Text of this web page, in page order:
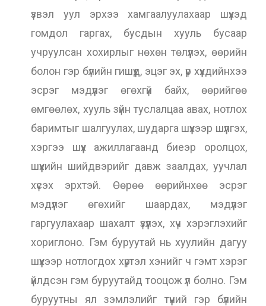
үзвэл уул эрхээ хамгаалуулахаар шүүхэд
гомдол гаргах, бусдын хууль бусаар
учруулсан хохирлыг нөхөн төлүүлэх, өөрийн
болон гэр бүлийн гишүүд, эцэг эх, үр хүүхдийнхээ
эсрэг мэдүүлэг өгөхгүй байх, өөрийгөө
өмгөөлөх, хууль зүйн туслалцаа авах, нотлох
баримтыг шалгуулах, шударга шүүхээр шүүлгэх,
хэргээ шүүх ажиллагаанд биеэр оролцох,
шүүхийн шийдвэрийг давж заалдах, уучлал
хүсэх эрхтэй. Өөрөө өөрийнхөө эсрэг
мэдүүлэг өгөхийг шаардах, мэдүүлэг
гаргуулахаар шахалт үзүүлэх, хүч хэрэглэхийг
хориглоно. Гэм буруутай нь хуулийн дагуу
шүүхээр нотлогдох хүртэл хэнийг ч гэмт хэрэг
үйлдсэн гэм буруутайд тооцож үл болно. Гэм
буруутны ял зэмлэлийг түүний гэр бүлийн